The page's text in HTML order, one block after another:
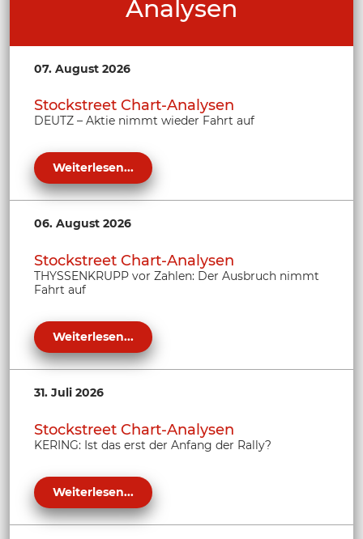
Analysen
07. August 2026
Stockstreet Chart-Analysen
DEUTZ – Aktie nimmt wieder Fahrt auf
Weiterlesen...
06. August 2026
Stockstreet Chart-Analysen
THYSSENKRUPP vor Zahlen: Der Ausbruch nimmt
Fahrt auf
Weiterlesen...
31. Juli 2026
Stockstreet Chart-Analysen
KERING: Ist das erst der Anfang der Rally?
Weiterlesen...